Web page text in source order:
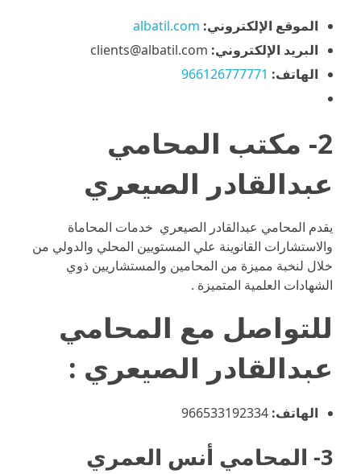
الموقع الإلكتروني: albatil.com
البريد الإلكتروني:
الهاتف: 966126777771
2- مكتب المحامي
عبدالقادر الصيعري
يقدم المحامي عبدالقادر الصيعري خدمات المحاماة
والاستشارات القانوينة علي المستويين المحلي والدولي من
خلال لنخبة مميزة من المحامين والمستشاريين ذوي
الشهادات العلمية المتميزة .
للتواصل مع المحامي
عبدالقادر الصيعري :
الهاتف:
3- المحامي أنس العمري